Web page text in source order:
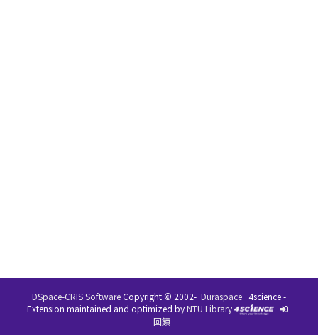
DSpace-CRIS SoftwareCopyright © 2002- Duraspace 4science -
Extension maintained and optimized byNTU Library
回饋